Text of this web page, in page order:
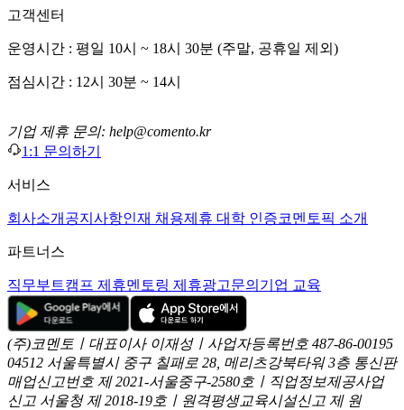
고객센터
운영시간 : 평일 10시 ~ 18시 30분 (주말, 공휴일 제외)
점심시간 : 12시 30분 ~ 14시
기업 제휴 문의: help@comento.kr
1:1 문의하기
서비스
회사소개 공지사항인재 채용제휴 대학 인증코멘토픽 소개
파트너스
직무부트캠프 제휴멘토링 제휴광고문의 기업 교육
(주)코멘토ㅣ대표이사 이재성ㅣ사업자등록번호 487-86-00195
04512 서울특별시 중구 칠패로 28, 메리츠강북타워 3층 통신판
매업신고번호 제 2021-서울중구-2580호ㅣ직업정보제공사업
신고 서울청 제 2018-19호ㅣ원격평생교육시설신고 제 원